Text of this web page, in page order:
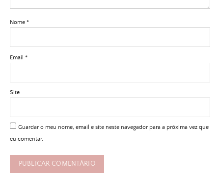
Nome *
Email *
Site
Guardar o meu nome, email e site neste navegador para a próxima vez que
eu comentar.